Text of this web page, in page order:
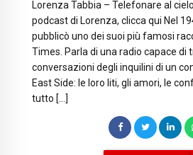
Lorenza Tabbia – Telefonare al
podcast di Lorenza, clicca qui Nel
pubblicò uno dei suoi più famosi
Times. Parla di una radio capace di
conversazioni degli inquilini di un
East Side: le loro liti, gli amori, le
tutto […]